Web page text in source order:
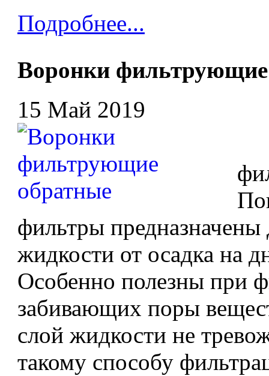
Подробнее...
Воронки
15 Май 2019
фильтры предназначены
жидкости от осадка на
Особенно полезны при
забивающих поры
слой жидкости не
такому способу